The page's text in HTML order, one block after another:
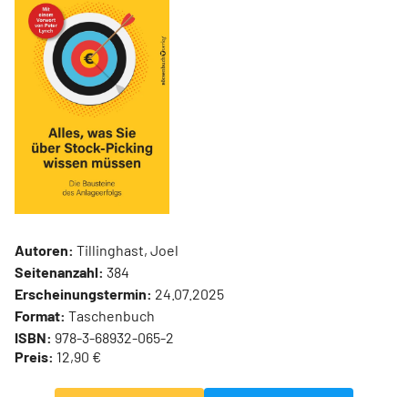
Autoren: Tillinghast, Joel
Seitenanzahl: 384
Erscheinungstermin: 24.07.2025
Format: Taschenbuch
ISBN: 978-3-68932-065-2
Preis: 12,90 €